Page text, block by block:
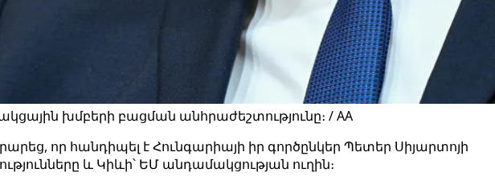
խմբերի բացման անհրաժեշտությունը։ / AA
որ հանդիպել է Հունգարիայի իր գործընկեր Պետեր Սիյարտոյի
և Կիևի՝ ԵՄ անդամակցության ուղին։